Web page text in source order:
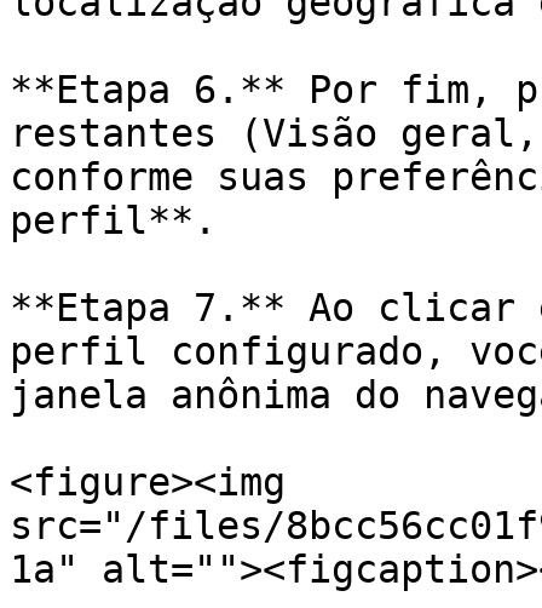
**Etapa 6.** Por fim,
restantes (Visão
conforme suas
perfil**.
**Etapa 7.** Ao clicar
perfil configurado,
janela anônima do
<figure><img
src="/files/
1a"